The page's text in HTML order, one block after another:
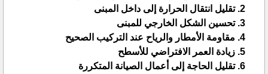
تقليل انتقال الحرارة إلى داخل المبنى
تحسين الشكل الخارجي للمبنى
مقاومة الأمطار والرياح عند التركيب الصحيح
زيادة العمر الافتراضي للأسطح
تقليل الحاجة إلى أعمال الصيانة المتكررة